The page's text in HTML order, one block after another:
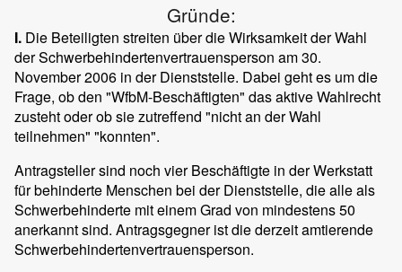
Gründe:
I. Die Beteiligten streiten über die Wirksamkeit der Wahl
der Schwerbehindertenvertrauensperson am 30.
November 2006 in der Dienststelle. Dabei geht es um die
Frage, ob den "WfbM-Beschäftigten" das aktive Wahlrecht
zusteht oder ob sie zutreffend "nicht an der Wahl
teilnehmen" "konnten".
Antragsteller sind noch vier Beschäftigte in der Werkstatt
für behinderte Menschen bei der Dienststelle, die alle als
Schwerbehinderte mit einem Grad von mindestens 50
anerkannt sind. Antragsgegner ist die derzeit amtierende
Schwerbehindertenvertrauensperson.